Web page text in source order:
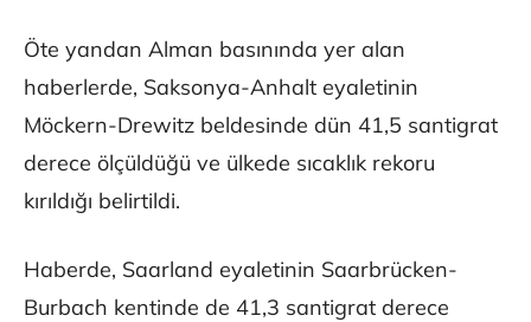
Öte yandan Alman basınında yer alan
haberlerde, Saksonya-Anhalt eyaletinin
Möckern-Drewitz beldesinde dün 41,5 santigrat
derece ölçüldüğü ve ülkede sıcaklık rekoru
kırıldığı belirtildi.
Haberde, Saarland eyaletinin Saarbrücken-
Burbach kentinde de 41,3 santigrat derece